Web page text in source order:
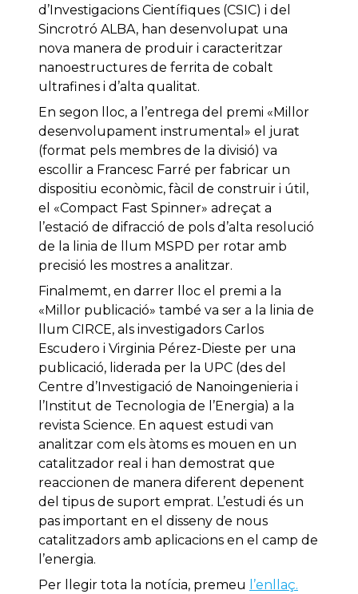
d’Investigacions Científiques (CSIC) i del
Sincrotró ALBA, han desenvolupat una
nova manera de produir i caracteritzar
nanoestructures de ferrita de cobalt
ultrafines i d’alta qualitat.
En segon lloc, a l’entrega del premi «Millor
desenvolupament instrumental» el jurat
(format pels membres de la divisió) va
escollir a Francesc Farré per fabricar un
dispositiu econòmic, fàcil de construir i útil,
el «Compact Fast Spinner» adreçat a
l’estació de difracció de pols d’alta resolució
de la linia de llum MSPD per rotar amb
precisió les mostres a analitzar.
Finalmemt, en darrer lloc el premi a la
«Millor publicació» també va ser a la linia de
llum CIRCE, als investigadors Carlos
Escudero i Virginia Pérez-Dieste per una
publicació, liderada per la UPC (des del
Centre d’Investigació de Nanoingenieria i
l’Institut de Tecnologia de l’Energia) a la
revista Science. En aquest estudi van
analitzar com els àtoms es mouen en un
catalitzador real i han demostrat que
reaccionen de manera diferent depenent
del tipus de suport emprat. L’estudi és un
pas important en el disseny de nous
catalitzadors amb aplicacions en el camp de
l’energia.
Per llegir tota la notícia, premeu
l’enllaç.